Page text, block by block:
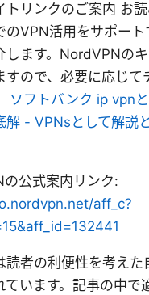
トリンクのご案内 お
のVPN活用をサポー
します。NordVPNの
すので、必要に応じて
ソフトバンク ip vpn
解 - VPNsとして解説
公式案内リンク:
aff_c?
読者の利便性を考えた
ています。記事の中で